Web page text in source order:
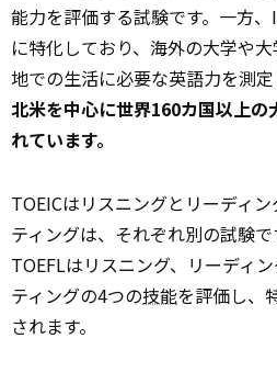
能力を評価する試験です。一方
に特化しており、海外の大学や
地での生活に必要な英語力を測
北米を中心に世界160カ国以上の
れています。
TOEICはリスニングとリーディ
ティングは、それぞれ別の試験で
TOEFLはリスニング、リーディ
ティングの4つの技能を評価し、
されます。